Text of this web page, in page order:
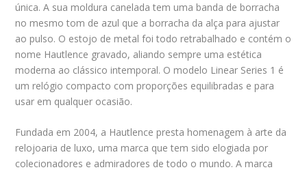
única. A sua moldura canelada tem uma banda de borracha
no mesmo tom de azul que a borracha da alça para ajustar
ao pulso. O estojo de metal foi todo retrabalhado e contém o
nome Hautlence gravado, aliando sempre uma estética
moderna ao clássico intemporal. O modelo Linear Series 1 é
um relógio compacto com proporções equilibradas e para
usar em qualquer ocasião.
Fundada em 2004, a Hautlence presta homenagem à arte da
relojoaria de luxo, uma marca que tem sido elogiada por
colecionadores e admiradores de todo o mundo. A marca